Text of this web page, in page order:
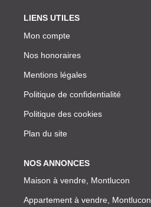
LIENS UTILES
Mon compte
Nos honoraires
Mentions légales
Politique de confidentialité
Politique des cookies
Plan du site
NOS ANNONCES
Maison à vendre, Montlucon
Appartement à vendre, Montlucon